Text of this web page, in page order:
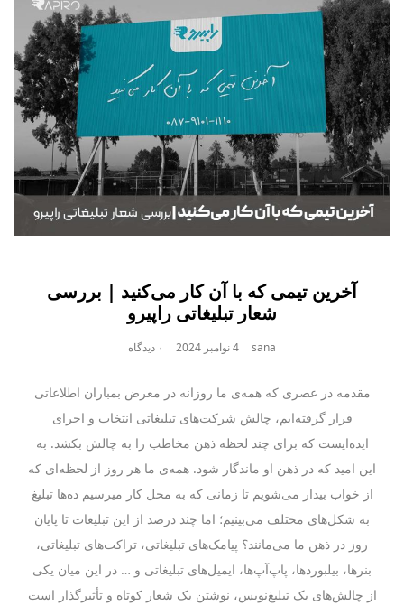
آخرین تیمی که با آن کار می‌کنید | بررسی
شعار تبلیغاتی راپیرو
sana 4 نوامبر 2024 ۰ دیدگاه
مقدمه در عصری که همه‌ی ما روزانه در معرض بمباران اطلاعاتی
قرار گرفته‌ایم، چالش شرکت‌های تبلیغاتی انتخاب و اجرای
ایده‌ایست که برای چند لحظه ذهن مخاطب را به چالش بکشد. به
این امید که در ذهن او ماندگار شود. همه‌ی ما هر روز از لحظه‌ای که
از خواب بیدار می‌شویم تا زمانی که به محل کار میرسیم ده‌ها تبلیغ
به شکل‌های مختلف می‌بینیم؛ اما چند درصد از این تبلیغات تا پایان
روز در ذهن ما می‌مانند؟ پیامک‌های تبلیغاتی‌، تراکت‌های تبلیغاتی،
بنرها، بیلبوردها، پاپ‌آپ‌ها، ایمیل‌های تبلیغاتی و … در این میان یکی
از چالش‌های یک تبلیغ‌نویس، نوشتن یک شعار کوتاه و تأثیرگذار است